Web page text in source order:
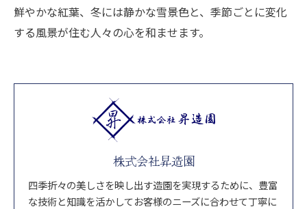
鮮やかな紅葉、冬には静かな雪景色と、季節ごとに変化
する風景が住む人々の心を和ませます。
株式会社昇造園
四季折々の美しさを映し出す造園を実現するために、豊富
な技術と知識を活かしてお客様のニーズに合わせて丁寧に